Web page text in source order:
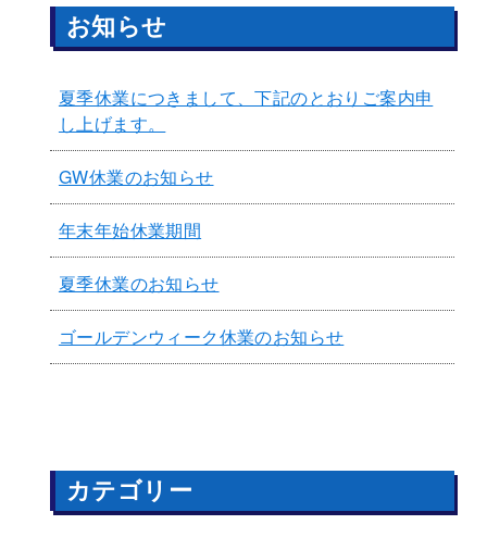
お知らせ
夏季休業につきまして、下記のとおりご案内申
し上げます。
GW休業のお知らせ
年末年始休業期間
夏季休業のお知らせ
ゴールデンウィーク休業のお知らせ
カテゴリー